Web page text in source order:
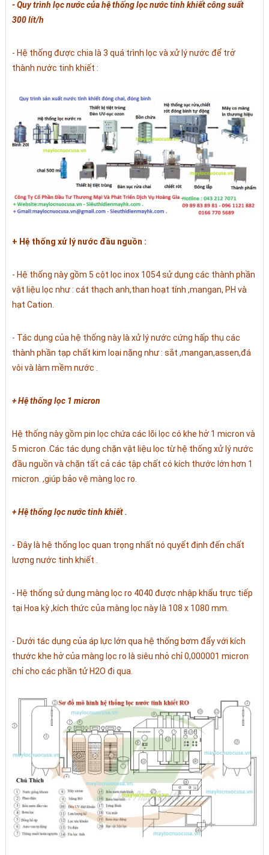
- Quy trình lọc nước của hệ thống lọc nước tinh khiết công suất
300 lít/h
- Hệ thống được chia là 3 quá trình lọc và xử lý nước để trở
thành nước tinh khiết :
+ Hệ thống xử lý nước đầu nguồn :
- Hệ thống này gồm 5 cột lọc inox 1054 sử dụng các thành phần
vật liệu lọc như : cát thạch anh,than hoạt tính ,mangan, PH và
hạt Cation.
- Tác dụng của hệ thống này là xử lý nước cứng hấp thụ các
thành phần tạp chất kim loại nặng như : sắt ,mangan,assen,đá
vôi và làm mềm nước .
+ Hệ thống lọc 1 micron
Hệ thống này gồm pin lọc chứa các lõi lọc có khe hở 1 micron và
5 micron .Các tác dụng chặn vật liệu lọc từ hệ thống xử lý nước
đầu nguồn và chặn tất cả các tập chất có kích thước lớn hơn 1
micron. ,giúp bảo vệ màng lọc ro.
+ Hệ thống lọc nước tinh khiết .
- Đây là hệ thống lọc quan trọng nhất nó quyết định đến chất
lượng nước tinh khiết .
- Hệ thống sử dụng màng lọc ro 4040 được nhập khẩu trực tiếp
tại Hoa kỳ ,kích thức của màng lọc này là 108 x 1080 mm.
- Dưới tác dụng của áp lực lớn qua hệ thống bơm đẩy với kích
thước khe hở của màng lọc ro là siêu nhỏ chỉ 0,000001 micron
chỉ cho các phần tử H2O đi qua.